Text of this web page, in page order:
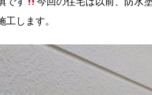
します。